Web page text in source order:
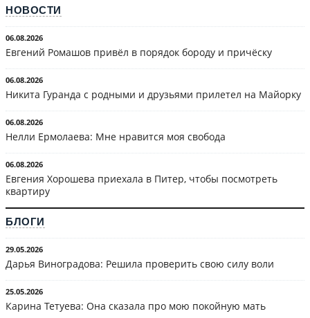
НОВОСТИ
06.08.2026
Евгений Ромашов привёл в порядок бороду и причёску
06.08.2026
Никита Гуранда с родными и друзьями прилетел на Майорку
06.08.2026
Нелли Ермолаева: Мне нравится моя свобода
06.08.2026
Евгения Хорошева приехала в Питер, чтобы посмотреть
квартиру
БЛОГИ
29.05.2026
Дарья Виноградова: Решила проверить свою силу воли
25.05.2026
Карина Тетуева: Она сказала про мою покойную мать